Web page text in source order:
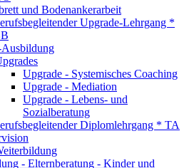
und Bodenankerarbeit
Upgrade-Lehrgang *
Upgrade - Systemisches Coaching
Upgrade - Mediation
Upgrade - Lebens- und
Sozialberatung
Diplomlehrgang * TA
- Elternberatung - Kinder und